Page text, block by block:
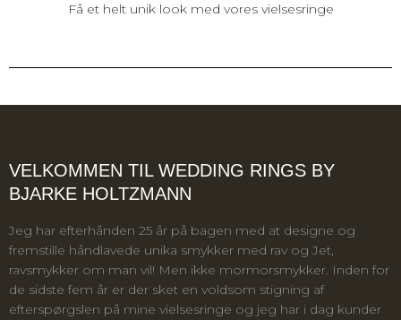
Få et helt unik look med vores vielsesringe
VELKOMMEN TIL WEDDING RINGS BY
BJARKE HOLTZMANN
Jeg har efterhånden 25 år på bagen med at designe og
fremstille håndlavede unika smykker med rav og Jet,
ravsmykker om man vil! Men ikke mormorsmykker. Inden for
de sidste fem år er der sket en voldsom stigning af
efterspørgslen på mine vielsesringe og jeg har i dag kunder